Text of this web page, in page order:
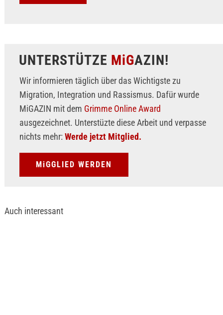
UNTERSTÜTZE MiGAZIN!
Wir informieren täglich über das Wichtigste zu
Migration, Integration und Rassismus. Dafür wurde
MiGAZIN mit dem Grimme Online Award
ausgezeichnet. Unterstüzte diese Arbeit und verpasse
nichts mehr: Werde jetzt Mitglied.
MiGGLIED WERDEN
Auch interessant